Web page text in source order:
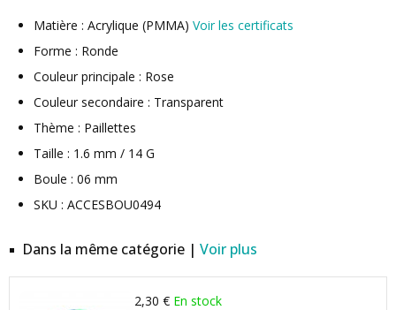
Matière : Acrylique (PMMA) Voir les certificats
Forme : Ronde
Couleur principale : Rose
Couleur secondaire : Transparent
Thème : Paillettes
Taille : 1.6 mm / 14 G
Boule : 06 mm
SKU : ACCESBOU0494
Dans la même catégorie | Voir plus
2,30 € En stock